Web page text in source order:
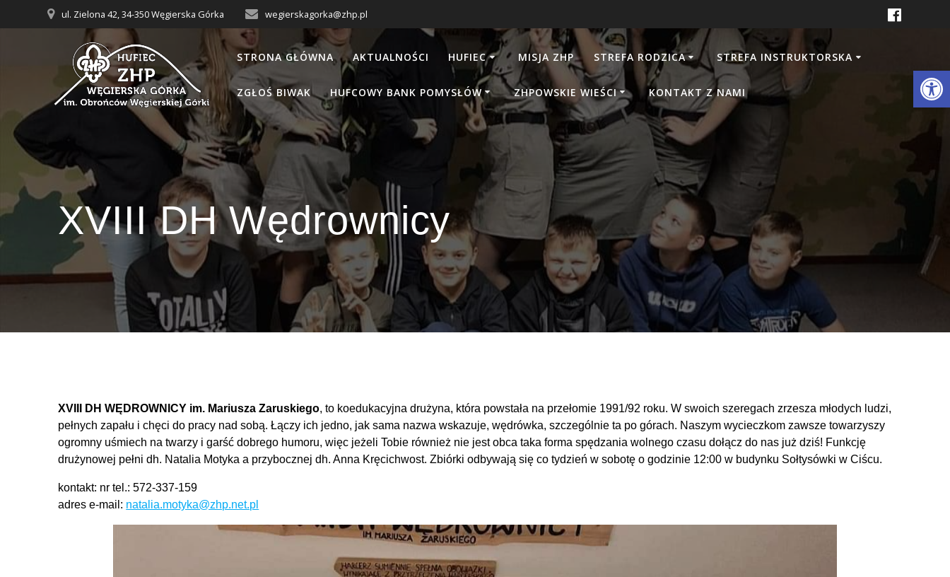
do
ul. Zielona 42, 34-350 Węgierska Górka wegierskagorka@zhp.pl
STRONA GŁÓWNA AKTUALNOŚCI HUFIEC MISJA ZHP STREFA RODZICA STREFA INSTRUKTORSKA
ZGŁOŚ BIWAK HUFCOWY BANK POMYSŁÓW ZHPOWSKIE WIEŚCI KONTAKT Z NAMI
XVIII DH Wędrownicy
XVIII DH WĘDROWNICY im. Mariusza Zaruskiego, to koedukacyjna drużyna, która powstała na przełomie 1991/92 roku. W swoich szeregach zrzesza młodych ludzi,
pełnych zapału i chęci do pracy nad sobą. Łączy ich jedno, jak sama nazwa wskazuje, wędrówka, szczególnie ta po górach. Naszym wycieczkom zawsze towarzyszy
ogromny uśmiech na twarzy i garść dobrego humoru, więc jeżeli Tobie również nie jest obca taka forma spędzania wolnego czasu dołącz do nas już dziś! Funkcję
drużynowej pełni dh. Natalia Motyka a przybocznej dh. Anna Kręcichwost. Zbiórki odbywają się co tydzień w sobotę o godzinie 12:00 w budynku Sołtysówki w Ciścu.
kontakt: nr tel.: 572-337-159
adres e-mail: natalia.motyka@zhp.net.pl